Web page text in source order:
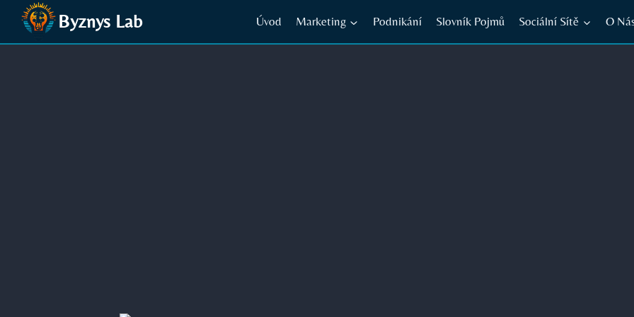
Přeskočit
obsah
Byznys Lab Úvod Marketing Podnikání Slovník Pojmů Sociální Sítě O